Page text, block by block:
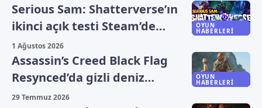
OYUN
HABERLERI
Serious Sam: Shatterverse’ın
ikinci açık testi Steam’de
başladı
1 Ağustos 2026
OYUN
HABERLERI
Assassin’s Creed Black Flag
Resynced’da gizli deniz
şarkısı ve rickroll keşfedildi
29 Temmuz 2026